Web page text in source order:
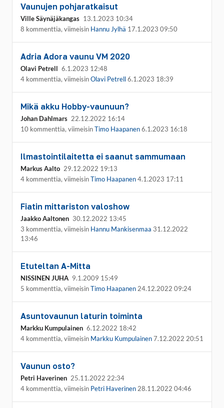
Vaunujen pohjaratkaisut
Ville Säynäjäkangas 13.1.2023 10:34
8 kommenttia, viimeisin Hannu Jylhä 17.1.2023 09:50
Adria Adora vaunu VM 2020
Olavi Petrell 6.1.2023 12:48
4 kommenttia, viimeisinOlavi Petrell6.1.2023 18:39
Mikä akku Hobby-vaunuun?
Johan Dahlmars 22.12.2022 16:14
10 kommenttia, viimeisinTimo Haapanen6.1.2023 16:18
Ilmastointilaitetta ei saanut sammumaan
Markus Aalto 29.12.2022 19:13
4 kommenttia, viimeisinTimo Haapanen4.1.2023 17:11
Fiatin mittariston valoshow
Jaakko Aaltonen 30.12.2022 13:45
3 kommenttia, viimeisin Hannu Mankisenmaa 31.12.2022
13:46
Etuteltan A-Mitta
NISSINEN JUHA 9.1.2009 15:49
5 kommenttia, viimeisinTimo Haapanen 24.12.2022 09:24
Asuntovaunun laturin toiminta
Markku Kumpulainen 6.12.2022 18:42
4 kommenttia, viimeisin Markku Kumpulainen7.12.2022 20:51
Vaunun osto?
Petri Haverinen 25.11.2022 22:34
4 kommenttia, viimeisin Petri Haverinen 28.11.2022 04:46